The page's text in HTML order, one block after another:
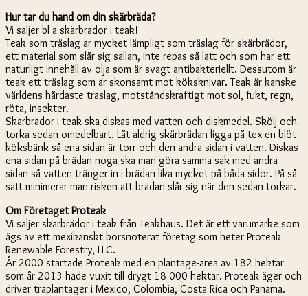
Hur tar du hand om din skärbräda?
Vi säljer bl a skärbrädor i teak!
Teak som träslag är mycket lämpligt som träslag för skärbrädor,
ett material som slår sig sällan, inte repas så lätt och som har ett
naturligt innehåll av olja som är svagt antibakteriellt. Dessutom är
teak ett träslag som är skonsamt mot köksknivar. Teak är kanske
världens hårdaste träslag, motståndskraftigt mot sol, fukt, regn,
röta, insekter.
Skärbrädor i teak ska diskas med vatten och diskmedel. Skölj och
torka sedan omedelbart. Låt aldrig skärbrädan ligga på tex en blöt
köksbänk så ena sidan är torr och den andra sidan i vatten. Diskas
ena sidan på brädan noga ska man göra samma sak med andra
sidan så vatten tränger in i brädan lika mycket på båda sidor. På så
sätt minimerar man risken att brädan slår sig när den sedan torkar.
Om Företaget Proteak
Vi säljer skärbrädor i teak från Teakhaus. Det är ett varumärke som
ägs av ett mexikanskt börsnoterat företag som heter Proteak
Renewable Forestry, LLC.
År 2000 startade Proteak med en plantage-area av 182 hektar
som år 2013 hade vuxit till drygt 18 000 hektar. Proteak äger och
driver träplantager i Mexico, Colombia, Costa Rica och Panama.